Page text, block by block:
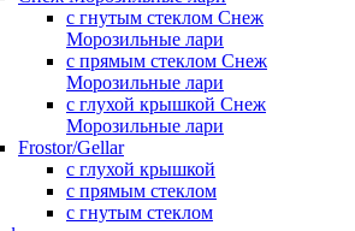
с гнутым стеклом Снеж
Морозильные лари
с прямым стеклом Снеж
Морозильные лари
с глухой крышкой Снеж
Морозильные лари
Frostor/Gellar
с глухой крышкой
с прямым стеклом
с гнутым стеклом